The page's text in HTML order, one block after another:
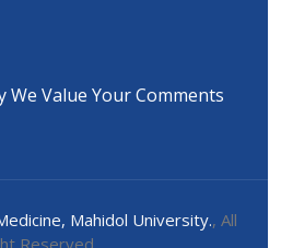
We Value Your Comments
Mahidol University., All